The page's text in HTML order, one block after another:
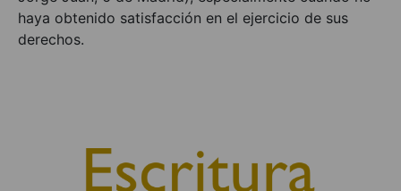
haya obtenido satisfacción en el ejercicio de sus
derechos.